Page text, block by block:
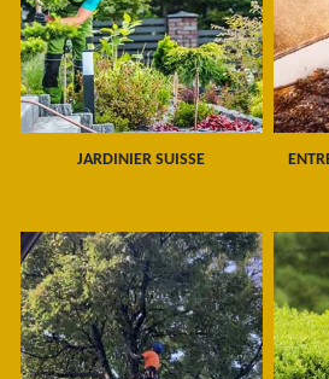
JARDINIER SUISSE